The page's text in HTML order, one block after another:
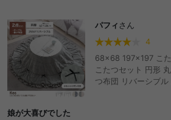
パフィ さん
4
68×68 197×197 こ
こたつセット 円形
つ布団 リバーシブ
娘が大喜びでした